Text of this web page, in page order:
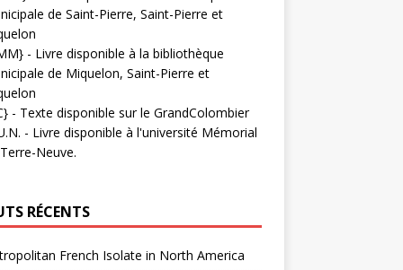
de Saint-Pierre, Saint-Pierre et
- Livre disponible à la bibliothèque
de Miquelon, Saint-Pierre et
- Texte disponible sur le GrandColombier
- Livre disponible à l'université Mémorial
Neuve.
RÉCENTS
French Isolate in North America